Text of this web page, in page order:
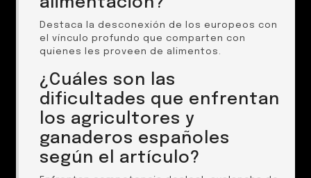
Destaca la desconexión de los europeos con
el vínculo profundo que comparten con
quienes les proveen de alimentos.
¿Cuáles son las
dificultades que enfrentan
los agricultores y
ganaderos españoles
según el artículo?